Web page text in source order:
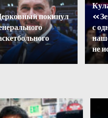
с
покинул
с
не